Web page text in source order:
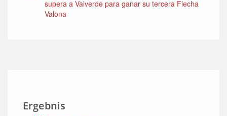
supera a Valverde para ganar su tercera Flecha
Valona
Ergebnis